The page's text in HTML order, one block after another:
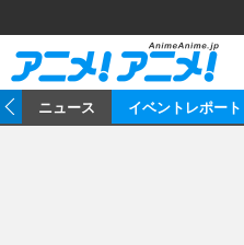
ニュース イベントレポート